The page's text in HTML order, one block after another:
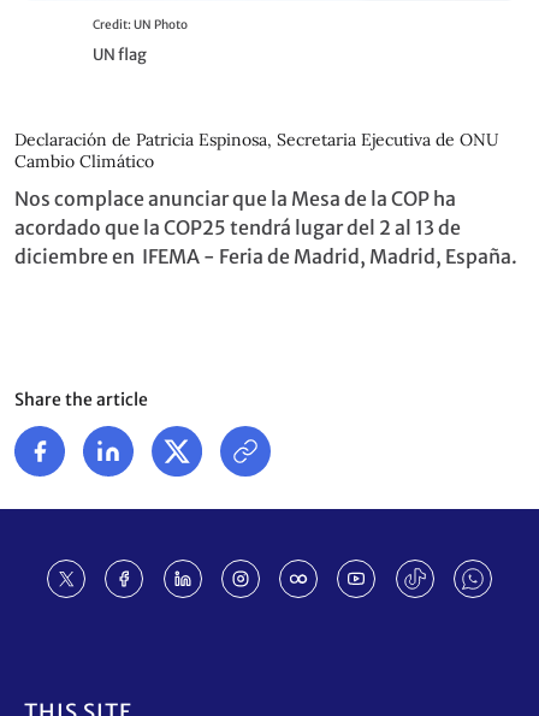
Credit: UN Photo
UN flag
Declaración de Patricia Espinosa, Secretaria Ejecutiva de ONU
Cambio Climático
Nos complace anunciar que la Mesa de la COP ha
acordado que la COP25 tendrá lugar del 2 al 13 de
diciembre en IFEMA - Feria de Madrid, Madrid, España.
Share the article